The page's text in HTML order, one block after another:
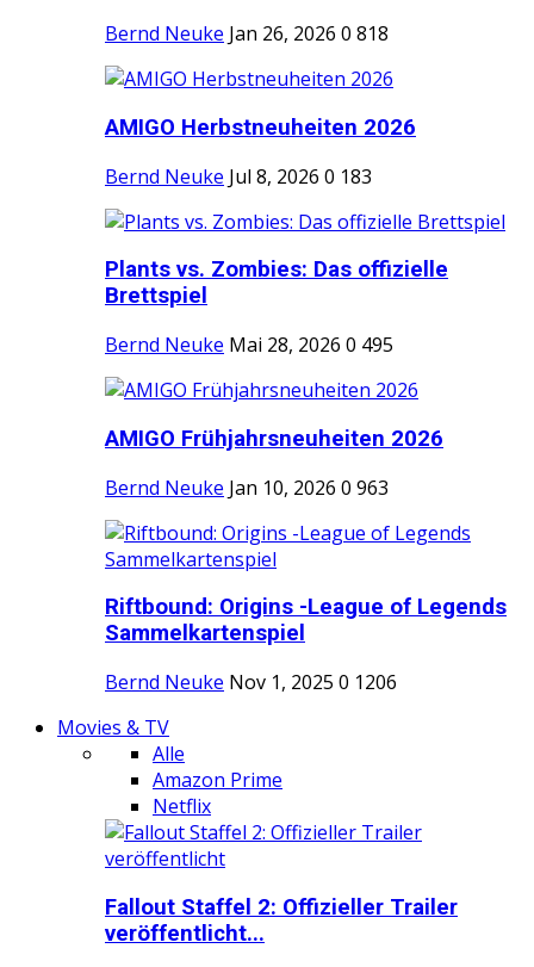
Bernd Neuke Jan 26, 2026 0 818
AMIGO Herbstneuheiten 2026
Bernd Neuke Jul 8, 2026 0 183
Plants vs. Zombies: Das offizielle
Brettspiel
Bernd Neuke Mai 28, 2026 0 495
AMIGO Frühjahrsneuheiten 2026
Bernd Neuke Jan 10, 2026 0 963
Riftbound: Origins -League of Legends
Sammelkartenspiel
Bernd Neuke Nov 1, 2025 0 1206
Movies & TV
Alle
Amazon Prime
Netflix
Fallout Staffel 2: Offizieller Trailer
veröffentlicht...